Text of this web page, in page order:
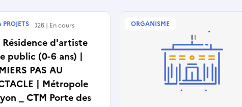
Résidence d'artiste
public (0-6 ans) |
PAS AU
| Métropole
_ CTM Porte des
le04/08/2026 En cours
PROJETS ORGANISME